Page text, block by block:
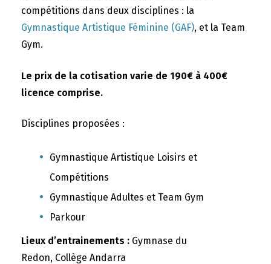
compétitions dans deux disciplines : la
Gymnastique Artistique Féminine (GAF), et la Team
Gym.
Le prix de la cotisation varie de 190€ à 400€
licence comprise.
Disciplines proposées :
Gymnastique Artistique Loisirs et
Compétitions
Gymnastique Adultes et Team Gym
Parkour
Lieux d’entrainements : Gymnase du
Redon, Collège Andarra